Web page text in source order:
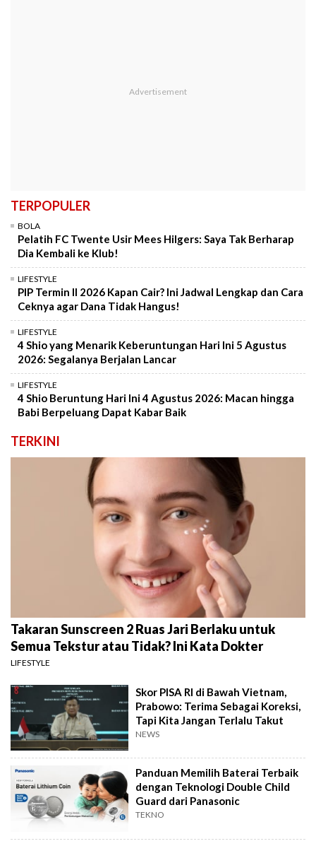
TERPOPULER
BOLA
Pelatih FC Twente Usir Mees Hilgers: Saya Tak Berharap
Dia Kembali ke Klub!
LIFESTYLE
PIP Termin II 2026 Kapan Cair? Ini Jadwal Lengkap dan Cara
Ceknya agar Dana Tidak Hangus!
LIFESTYLE
4 Shio yang Menarik Keberuntungan Hari Ini 5 Agustus
2026: Segalanya Berjalan Lancar
LIFESTYLE
4 Shio Beruntung Hari Ini 4 Agustus 2026: Macan hingga
Babi Berpeluang Dapat Kabar Baik
TERKINI
Takaran Sunscreen 2 Ruas Jari Berlaku untuk
Semua Tekstur atau Tidak? Ini Kata Dokter
LIFESTYLE
Skor PISA RI di Bawah Vietnam,
Prabowo: Terima Sebagai Koreksi,
Tapi Kita Jangan Terlalu Takut
NEWS
Panduan Memilih Baterai Terbaik
dengan Teknologi Double Child
Guard dari Panasonic
TEKNO